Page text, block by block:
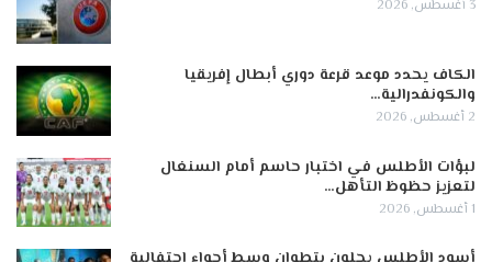
3 أغسطس, 2026
الكاف يحدد موعد قرعة دوري أبطال إفريقيا
والكونفدرالية…
2 أغسطس, 2026
لبؤات الأطلس في اختبار حاسم أمام السنغال
لتعزيز حظوظ التأهل…
1 أغسطس, 2026